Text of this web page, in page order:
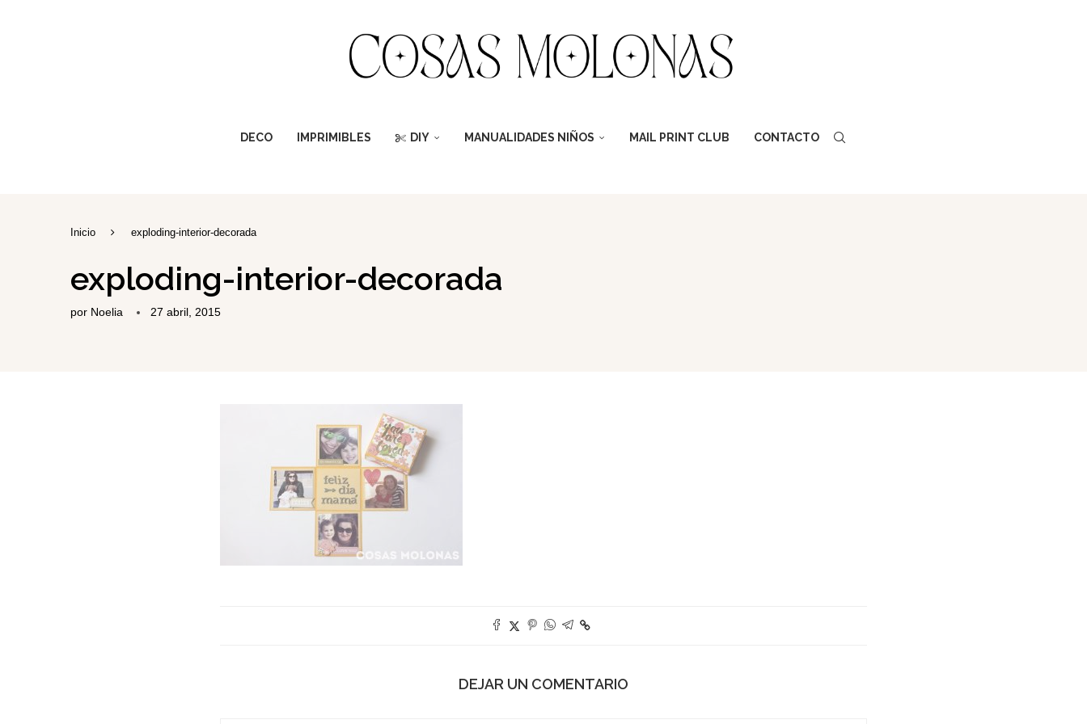
DECO IMPRIMIBLES DIY MANUALIDADES NIÑOS MAIL PRINT CLUB CONTACTO
Inicio exploding-interior-decorada
exploding-interior-decorada
por Noelia 27 abril, 2015
DEJAR UN COMENTARIO